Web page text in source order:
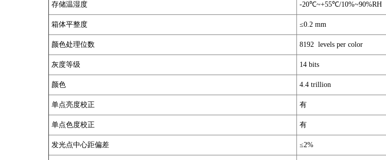
存储温湿度 -20℃~+55℃/10%~90%RH
箱体平整度 ≤0.2 mm
颜色处理位数 8192 levels per color
灰度等级 14 bits
颜色 4.4 trillion
单点亮度校正 有
单点色度校正 有
发光点中心距偏差 ≤2%